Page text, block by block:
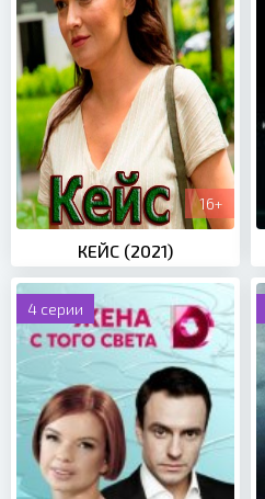
16+
КЕЙС (2021)
4 серии